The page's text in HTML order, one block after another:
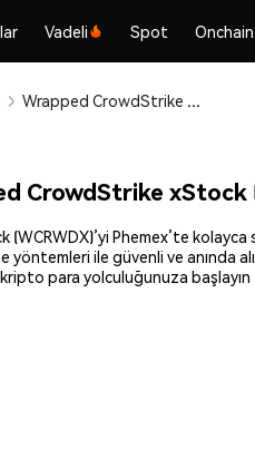
Vadeli Spot Onchain
Wrapped CrowdStrike xStock (WCRWDX) Güvenle Satın Alın ve Saklayın
CrowdStrike xStock
Phemex’te
ile güvenli ve anında
para yolculuğunuza